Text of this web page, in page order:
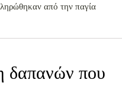
από την παγία
δαπανών που